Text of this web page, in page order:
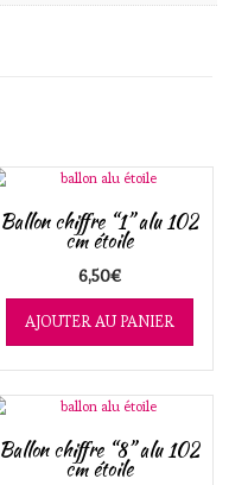
Ballon chiffre “1” alu 102
cm étoile
6,50€
AJOUTER AU PANIER
Ballon chiffre “8” alu 102
cm étoile